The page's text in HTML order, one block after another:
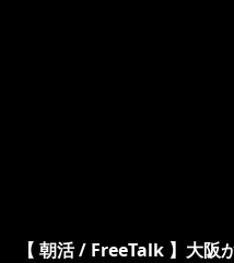
【 朝活 / FreeTalk 】大